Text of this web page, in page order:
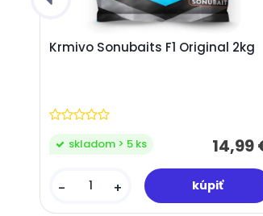
Krmivo Sonubaits F1 Original 2kg
14,99
- +
skladom > 5 ks